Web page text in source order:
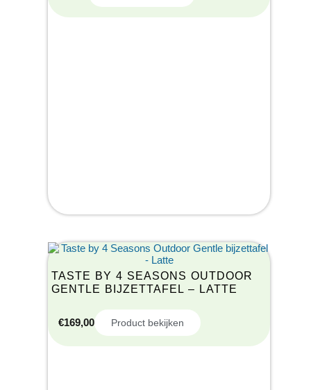
TASTE BY 4 SEASONS OUTDOOR
GENTLE BIJZETTAFEL – LATTE
€169,00 Product bekijken